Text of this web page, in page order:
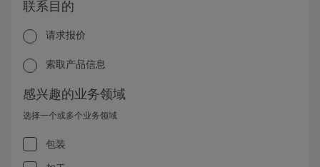
联系目的
请求报价
索取产品信息
感兴趣的业务领域
选择一个或多个业务领域
包装